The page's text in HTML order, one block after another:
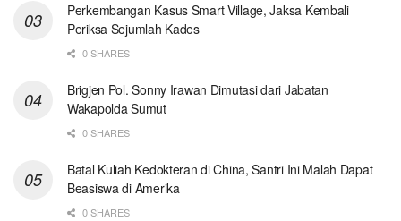
Perkembangan Kasus Smart Village, Jaksa Kembali
Periksa Sejumlah Kades
0 SHARES
Brigjen Pol. Sonny Irawan Dimutasi dari Jabatan
Wakapolda Sumut
0 SHARES
Batal Kuliah Kedokteran di China, Santri Ini Malah Dapat
Beasiswa di Amerika
0 SHARES